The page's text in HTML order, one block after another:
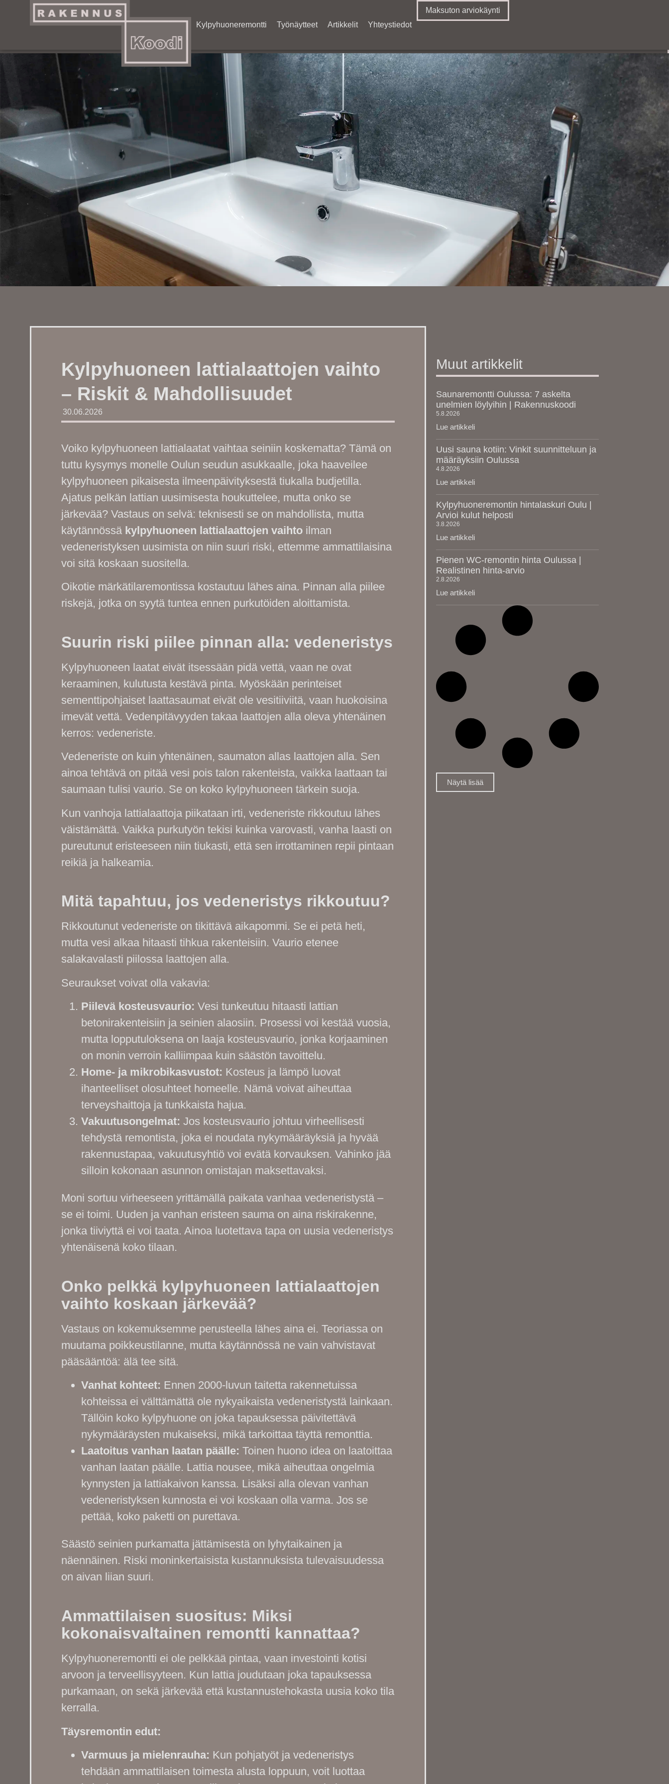
Kylpyhuoneremontti Työnäytteet Artikkelit Yhteystiedot
Maksuton arviokäynti
Artikkelit
Kylpyhuoneen lattialaattojen vaihto
– Riskit & Mahdollisuudet
30.06.2026
Voiko kylpyhuoneen lattialaatat vaihtaa seiniin koskematta? Tämä on
tuttu kysymys monelle Oulun seudun asukkaalle, joka haaveilee
kylpyhuoneen pikaisesta ilmeenpäivityksestä tiukalla budjetilla.
Ajatus pelkän lattian uusimisesta houkuttelee, mutta onko se
järkevää? Vastaus on selvä: teknisesti se on mahdollista, mutta
käytännössä kylpyhuoneen lattialaattojen vaihto ilman
vedeneristyksen uusimista on niin suuri riski, ettemme ammattilaisina
voi sitä koskaan suositella.
Oikotie märkätilaremontissa kostautuu lähes aina. Pinnan alla piilee
riskejä, jotka on syytä tuntea ennen purkutöiden aloittamista.
Suurin riski piilee pinnan alla: vedeneristys
Kylpyhuoneen laatat eivät itsessään pidä vettä, vaan ne ovat
keraaminen, kulutusta kestävä pinta. Myöskään perinteiset
sementtipohjaiset laattasaumat eivät ole vesitiiviitä, vaan huokoisina
imevät vettä. Vedenpitävyyden takaa laattojen alla oleva yhtenäinen
kerros: vedeneriste.
Vedeneriste on kuin yhtenäinen, saumaton allas laattojen alla. Sen
ainoa tehtävä on pitää vesi pois talon rakenteista, vaikka laattaan tai
saumaan tulisi vaurio. Se on koko kylpyhuoneen tärkein suoja.
Kun vanhoja lattialaattoja piikataan irti, vedeneriste rikkoutuu lähes
väistämättä. Vaikka purkutyön tekisi kuinka varovasti, vanha laasti on
pureutunut eristeeseen niin tiukasti, että sen irrottaminen repii pintaan
reikiä ja halkeamia.
Mitä tapahtuu, jos vedeneristys rikkoutuu?
Rikkoutunut vedeneriste on tikittävä aikapommi. Se ei petä heti,
mutta vesi alkaa hitaasti tihkua rakenteisiin. Vaurio etenee
salakavalasti piilossa laattojen alla.
Seuraukset voivat olla vakavia:
Piilevä kosteusvaurio: Vesi tunkeutuu hitaasti lattian
betonirakenteisiin ja seinien alaosiin. Prosessi voi kestää vuosia,
mutta lopputuloksena on laaja kosteusvaurio, jonka korjaaminen
on monin verroin kalliimpaa kuin säästön tavoittelu.
Home- ja mikrobikasvustot: Kosteus ja lämpö luovat
ihanteelliset olosuhteet homeelle. Nämä voivat aiheuttaa
terveyshaittoja ja tunkkaista hajua.
Vakuutusongelmat: Jos kosteusvaurio johtuu virheellisesti
tehdystä remontista, joka ei noudata nykymääräyksiä ja hyvää
rakennustapaa, vakuutusyhtiö voi evätä korvauksen. Vahinko jää
silloin kokonaan asunnon omistajan maksettavaksi.
Moni sortuu virheeseen yrittämällä paikata vanhaa vedeneristystä –
se ei toimi. Uuden ja vanhan eristeen sauma on aina riskirakenne,
jonka tiiviyttä ei voi taata. Ainoa luotettava tapa on uusia vedeneristys
yhtenäisenä koko tilaan.
Onko pelkkä kylpyhuoneen lattialaattojen
vaihto koskaan järkevää?
Vastaus on kokemuksemme perusteella lähes aina ei. Teoriassa on
muutama poikkeustilanne, mutta käytännössä ne vain vahvistavat
pääsääntöä: älä tee sitä.
Vanhat kohteet: Ennen 2000-luvun taitetta rakennetuissa
kohteissa ei välttämättä ole nykyaikaista vedeneristystä lainkaan.
Tällöin koko kylpyhuone on joka tapauksessa päivitettävä
nykymääräysten mukaiseksi, mikä tarkoittaa täyttä remonttia.
Laatoitus vanhan laatan päälle: Toinen huono idea on laatoittaa
vanhan laatan päälle. Lattia nousee, mikä aiheuttaa ongelmia
kynnysten ja lattiakaivon kanssa. Lisäksi alla olevan vanhan
vedeneristyksen kunnosta ei voi koskaan olla varma. Jos se
pettää, koko paketti on purettava.
Säästö seinien purkamatta jättämisestä on lyhytaikainen ja
näennäinen. Riski moninkertaisista kustannuksista tulevaisuudessa
on aivan liian suuri.
Ammattilaisen suositus: Miksi
kokonaisvaltainen remontti kannattaa?
Kylpyhuoneremontti ei ole pelkkää pintaa, vaan investointi kotisi
arvoon ja terveellisyyteen. Kun lattia joudutaan joka tapauksessa
purkamaan, on sekä järkevää että kustannustehokasta uusia koko tila
kerralla.
Täysremontin edut:
Varmuus ja mielenrauha: Kun pohjatyöt ja vedeneristys
tehdään ammattilaisen toimesta alusta loppuun, voit luottaa
Muut artikkelit
Saunaremontti Oulussa: 7 askelta
unelmien löylyihin | Rakennuskoodi
5.8.2026
Lue artikkeli
Uusi sauna kotiin: Vinkit suunnitteluun ja
määräyksiin Oulussa
4.8.2026
Lue artikkeli
Kylpyhuoneremontin hintalaskuri Oulu |
Arvioi kulut helposti
3.8.2026
Lue artikkeli
Pienen WC-remontin hinta Oulussa |
Realistinen hinta-arvio
2.8.2026
Lue artikkeli
Näytä lisää